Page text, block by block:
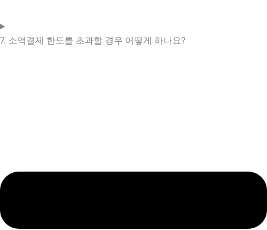
7. 소액결제 한도를 초과할 경우 어떻게 하나요?